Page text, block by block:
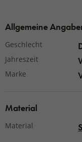
Allgemeine
Geschlecht
Jahreszeit
Marke
Material
Material